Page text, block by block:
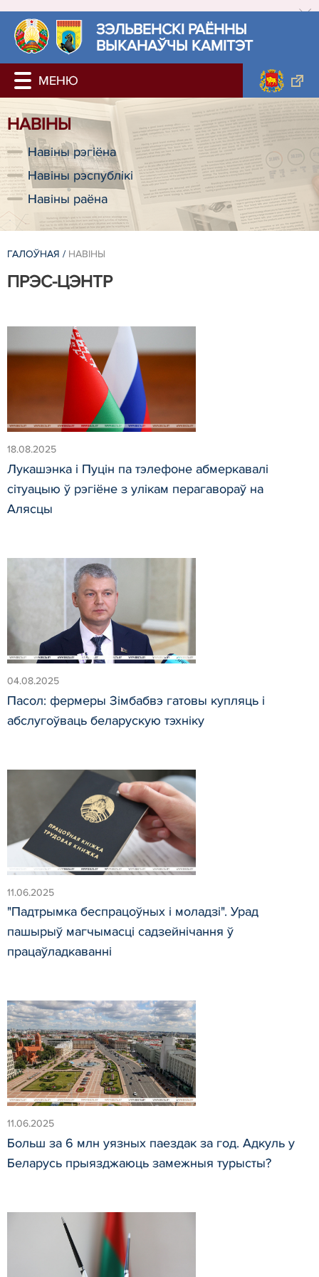
ЗЭЛЬВЕНСКІ РАЁННЫ
ВЫКАНАЎЧЫ КАМІТЭТ
НАВIНЫ
Навiны рэгiёна
Навiны рэспублiкi
Навіны раёна
ГАЛОЎНАЯ / НАВIНЫ
ПРЭС-ЦЭНТР
18.08.2025
Лукашэнка і Пуцін па тэлефоне абмеркавалі
сітуацыю ў рэгіёне з улікам перагавораў на
Алясцы
04.08.2025
Пасол: фермеры Зімбабвэ гатовы купляць і
абслугоўваць беларускую тэхніку
11.06.2025
"Падтрымка беспрацоўных і моладзі". Урад
пашырыў магчымасці садзейнічання ў
працаўладкаванні
11.06.2025
Больш за 6 млн уязных паездак за год. Адкуль у
Беларусь прыязджаюць замежныя турысты?